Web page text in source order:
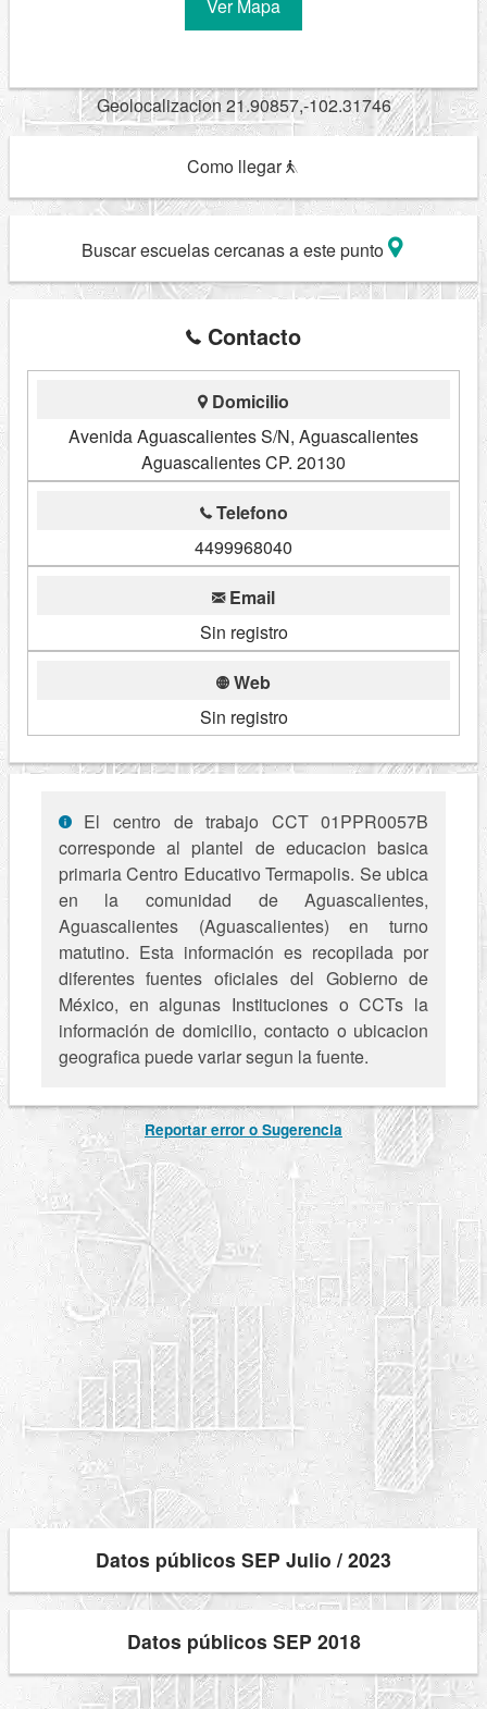
Ver Mapa
Geolocalizacion 21.90857,-102.31746
Como llegar
Buscar escuelas cercanas a este punto
Contacto
Domicilio
Avenida Aguascalientes S/N, Aguascalientes
Aguascalientes CP. 20130
Telefono
4499968040
Email
Sin registro
Web
Sin registro
El centro de trabajo CCT 01PPR0057B
corresponde al plantel de educacion basica
primaria Centro Educativo Termapolis. Se ubica
en la comunidad de Aguascalientes,
Aguascalientes (Aguascalientes) en turno
matutino. Esta información es recopilada por
diferentes fuentes oficiales del Gobierno de
México, en algunas Instituciones o CCTs la
información de domicilio, contacto o ubicacion
geografica puede variar segun la fuente.
Reportar error o Sugerencia
Datos públicos SEP Julio / 2023
Datos públicos SEP 2018